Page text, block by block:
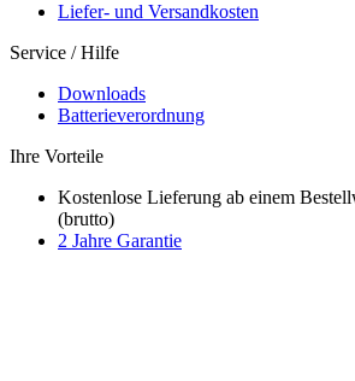
Liefer- und Versandkosten
Service / Hilfe
Downloads
Batterieverordnung
Ihre Vorteile
Kostenlose Lieferung ab einem
(brutto)
2 Jahre Garantie